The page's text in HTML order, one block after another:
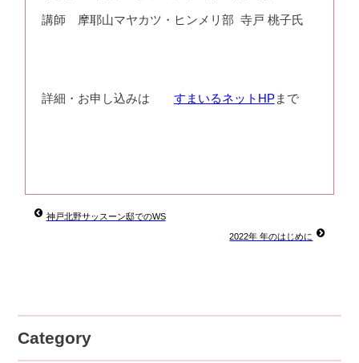
講師 摩耶山マヤカツ・ヒンメリ部 寺戸 桃子氏
詳細・お申し込みは すまいるネットHPまで
神戸北野サッスーン邸でのWS
2022年 年のはじめに
Category